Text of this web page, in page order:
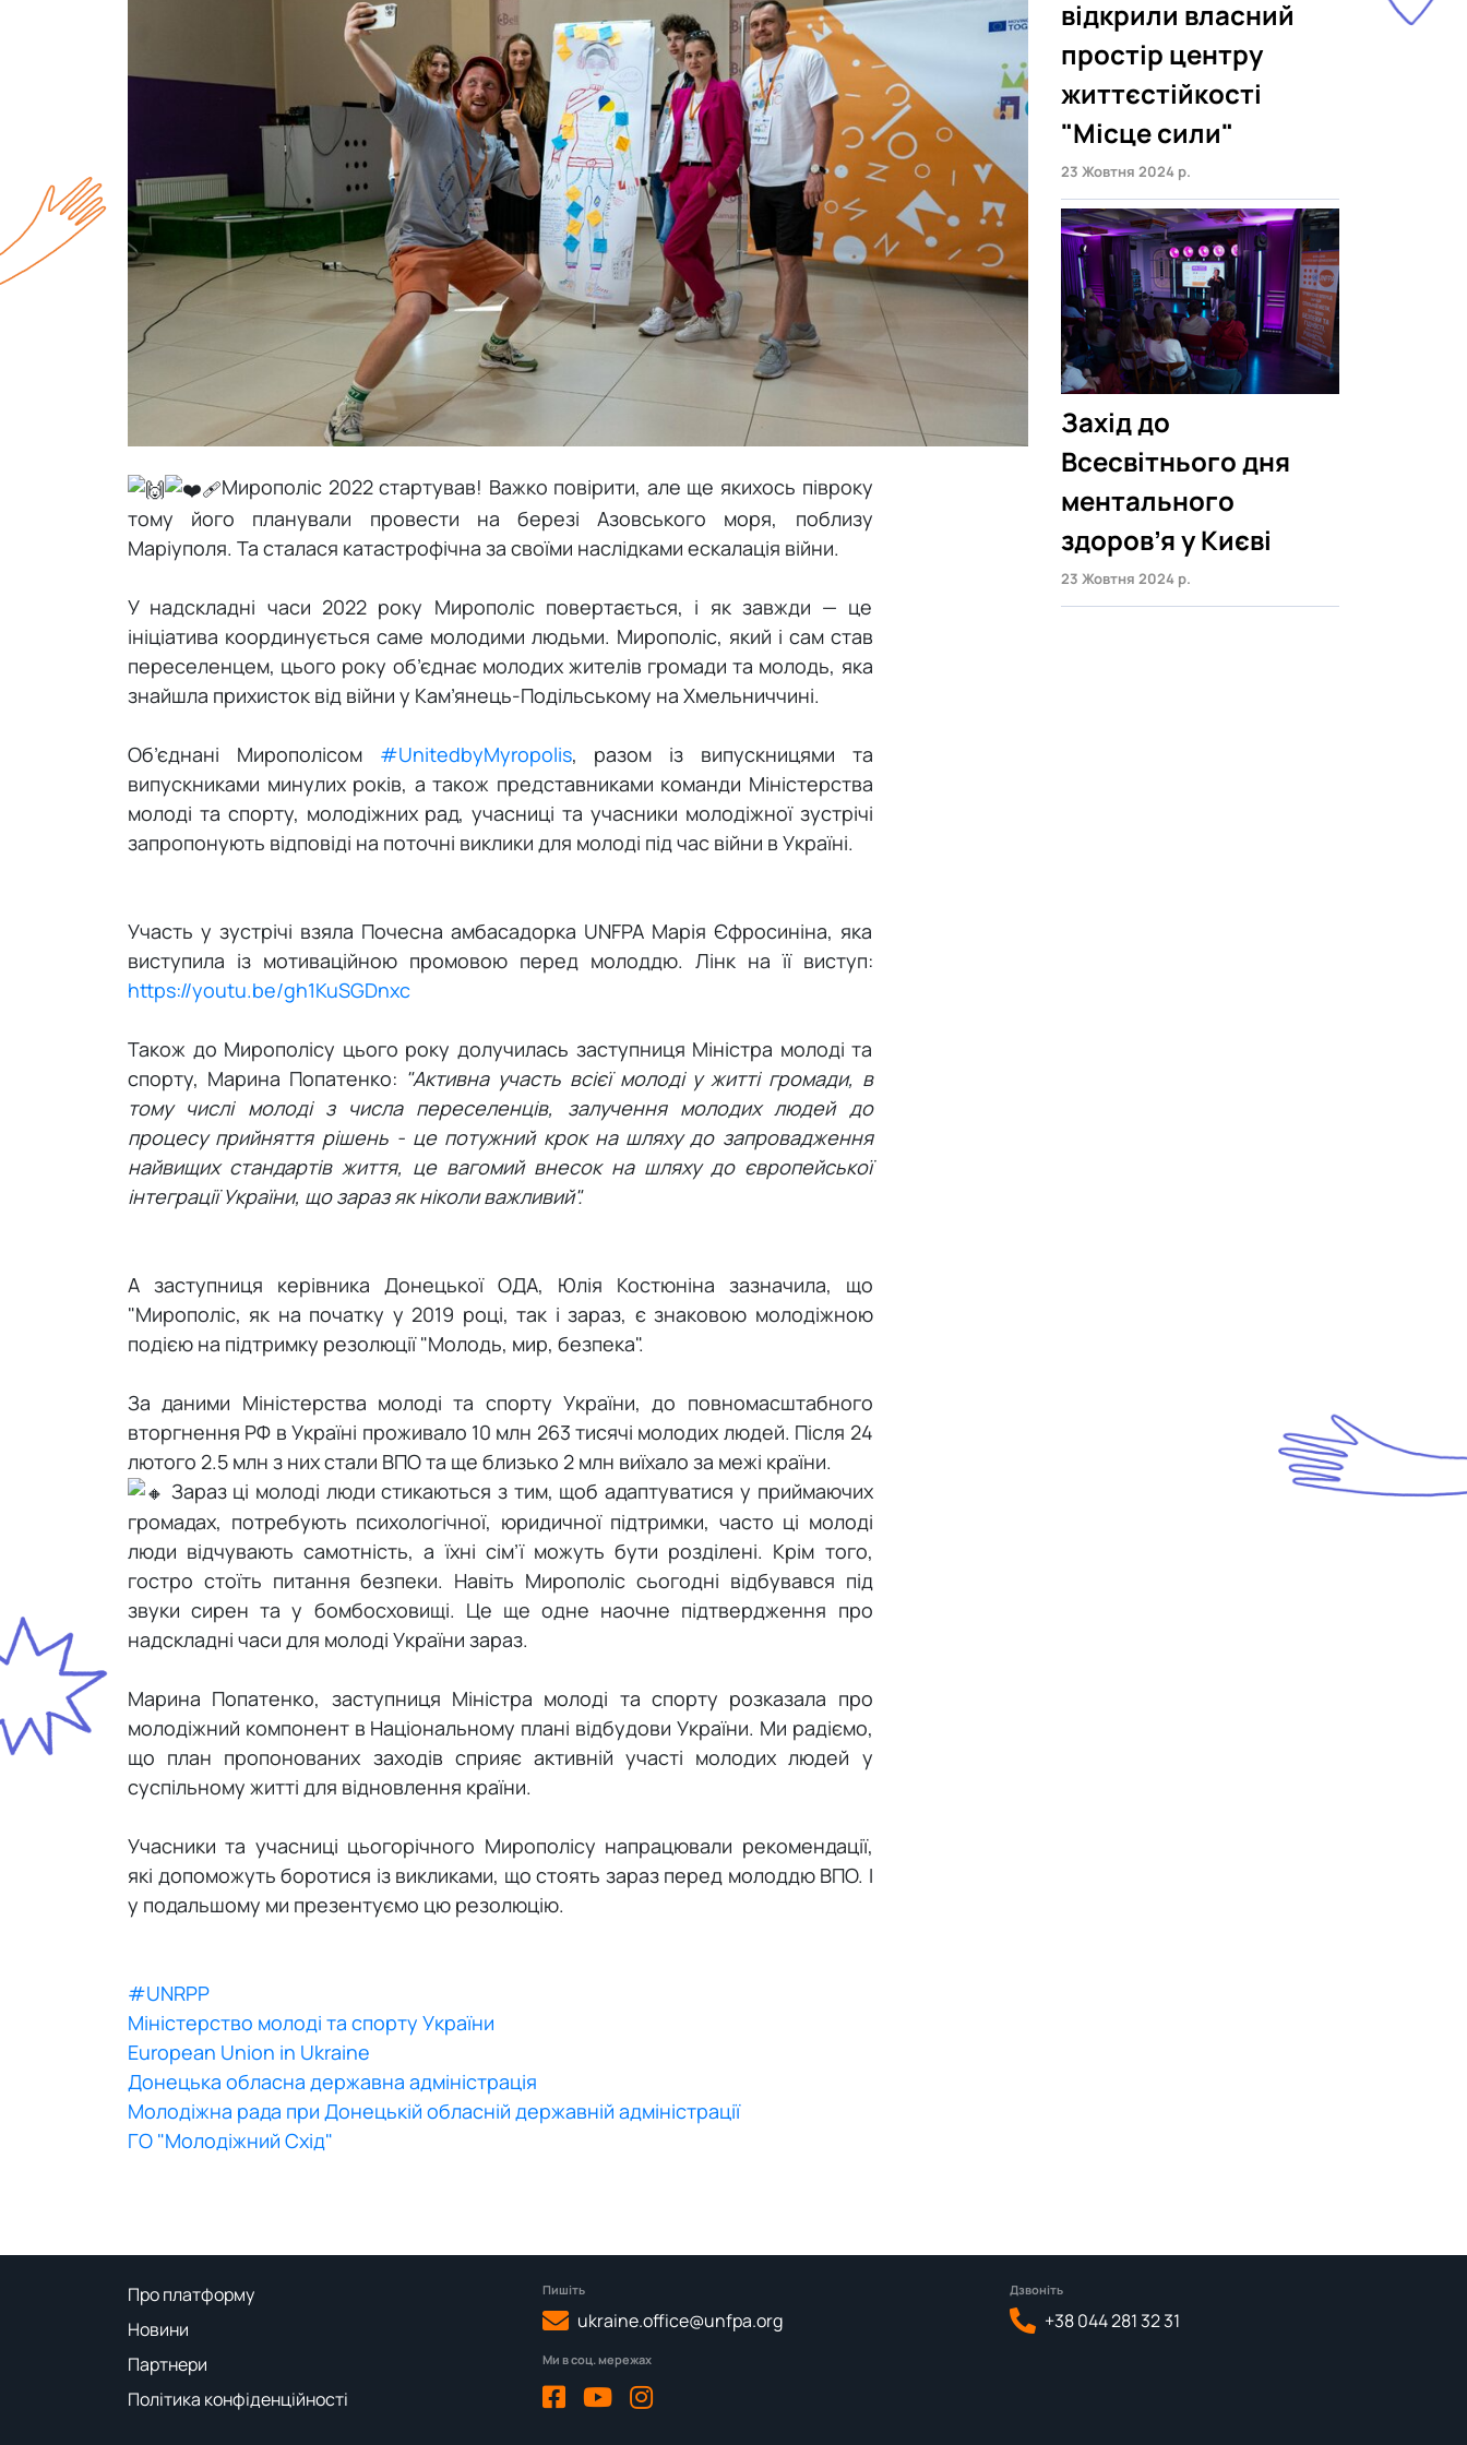
Мирополіс 2022 стартував! Важко повірити, але ще якихось півроку
тому його планували провести на березі Азовського моря, поблизу
Маріуполя. Та сталася катастрофічна за своїми наслідками ескалація війни.
У надскладні часи 2022 року Мирополіс повертається, і як завжди — це
ініціатива координується саме молодими людьми. Мирополіс, який і сам став
переселенцем, цього року об’єднає молодих жителів громади та молодь, яка
знайшла прихисток від війни у Кам’янець-Подільському на Хмельниччині.
Об’єднані Мирополісом #UnitedbyMyropolis, разом із випускницями та
випускниками минулих років, а також представниками команди Міністерства
молоді та спорту, молодіжних рад, учасниці та учасники молодіжної зустрічі
запропонують відповіді на поточні виклики для молоді під час війни в Україні.
Участь у зустрічі взяла Почесна амбасадорка UNFPA Марія Єфросиніна, яка
виступила із мотиваційною промовою перед молоддю. Лінк на її виступ:
https://youtu.be/gh1KuSGDnxc
Також до Мирополісу цього року долучилась заступниця Міністра молоді та
спорту, Марина Попатенко: "Активна участь всієї молоді у житті громади, в
тому числі молоді з числа переселенців, залучення молодих людей до
процесу прийняття рішень - це потужний крок на шляху до запровадження
найвищих стандартів життя, це вагомий внесок на шляху до європейської
інтеграції України, що зараз як ніколи важливий".
А заступниця керівника Донецької ОДА, Юлія Костюніна зазначила, що
"Мирополіс, як на початку у 2019 році, так і зараз, є знаковою молодіжною
подією на підтримку резолюції "Молодь, мир, безпека".
За даними Міністерства молоді та спорту України, до повномасштабного
вторгнення РФ в Україні проживало 10 млн 263 тисячі молодих людей. Після 24
лютого 2.5 млн з них стали ВПО та ще близько 2 млн виїхало за межі країни.
Зараз ці молоді люди стикаються з тим, щоб адаптуватися у приймаючих
громадах, потребують психологічної, юридичної підтримки, часто ці молоді
люди відчувають самотність, а їхні сім’ї можуть бути розділені. Крім того,
гостро стоїть питання безпеки. Навіть Мирополіс сьогодні відбувався під
звуки сирен та у бомбосховищі. Це ще одне наочне підтвердження про
надскладні часи для молоді України зараз.
Марина Попатенко, заступниця Міністра молоді та спорту розказала про
молодіжний компонент в Національному плані відбудови України. Ми радіємо,
що план пропонованих заходів сприяє активній участі молодих людей у
суспільному житті для відновлення країни.
Учасники та учасниці цьогорічного Мирополісу напрацювали рекомендації,
які допоможуть боротися із викликами, що стоять зараз перед молоддю ВПО. І
у подальшому ми презентуємо цю резолюцію.
#UNRPP
Міністерство молоді та спорту України
European Union in Ukraine
Донецька обласна державна адміністрація
Молодіжна рада при Донецькій обласній державній адміністрації
ГО "Молодіжний Схід"
відкрили власний
простір центру
життєстійкості
"Місце сили"
23 Жовтня 2024 р.
Захід до
Всесвітнього дня
ментального
здоров’я у Києві
23 Жовтня 2024 р.
Про платформу
Новини
Партнери
Політика конфіденційності
Пишіть
ukraine.office@unfpa.org
Ми в соц. мережах
Дзвоніть
+38 044 281 32 31